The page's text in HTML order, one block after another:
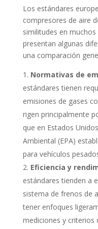
Los estándares
compresores de aire
similitudes en
presentan algunas
una comparación
Normativas de
estándares tienen
emisiones de gases
rigen principalmente
que en Estados
Ambiental (EPA)
para vehículos
Eficiencia y
estándares tienden a
sistema de frenos de
tener enfoques
mediciones y criterios